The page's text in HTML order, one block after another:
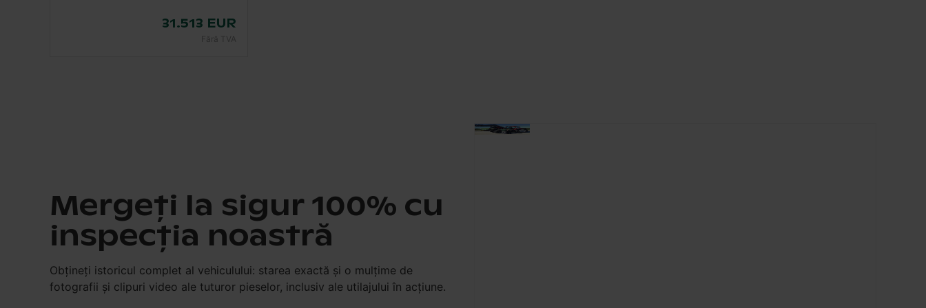
31.513 EUR
Fără TVA
Mergeţi la sigur 100% cu
inspecţia noastră
Obţineţi istoricul complet al vehiculului: starea exactă şi o mulţime de
fotografii şi clipuri video ale tuturor pieselor, inclusiv ale utilajului în acţiune.